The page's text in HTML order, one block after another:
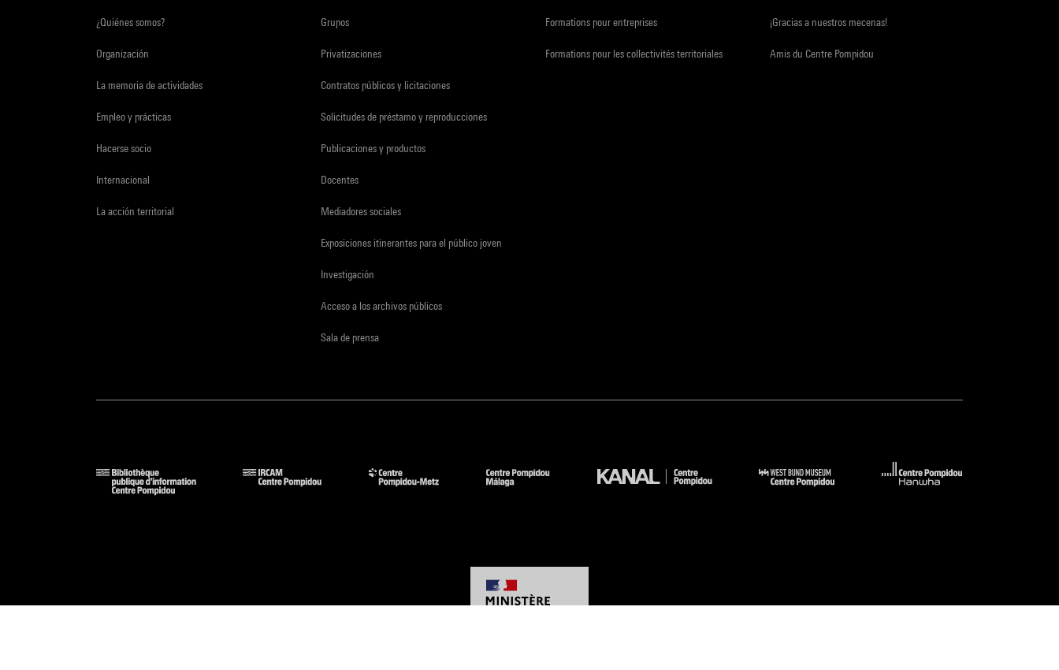
¿Quiénes somos?
Organización
La memoria de actividades
Empleo y prácticas
Hacerse socio
Internacional
La acción territorial
Grupos
Privatizaciones
Contratos públicos y licitaciones
Solicitudes de préstamo y reproducciones
Publicaciones y productos
Docentes
Mediadores sociales
Exposiciones itinerantes para el público joven
Investigación
Acceso a los archivos públicos
Sala de prensa
Formations pour entreprises
Formations pour les collectivités territoriales
¡Gracias a nuestros mecenas!
Amis du Centre Pompidou